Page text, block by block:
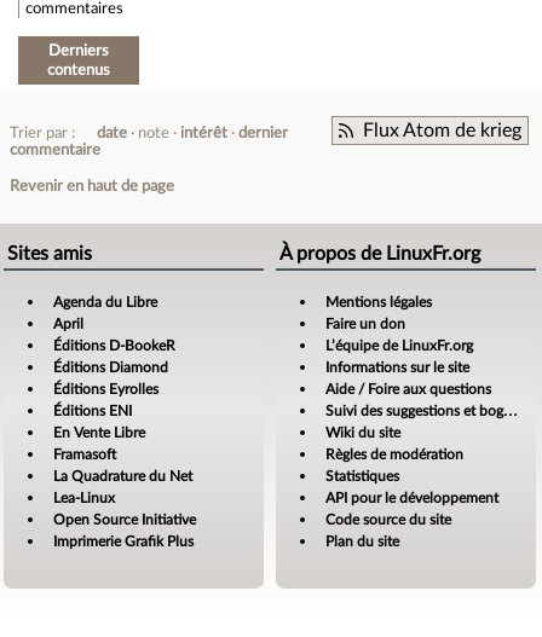
commentaires
Derniers
contenus
Flux Atom de krieg
Trier par : date note intérêt
dernier
commentaire
Revenir en haut de page
Sites amis
Agenda du Libre
April
Éditions D-BookeR
Éditions Diamond
Éditions Eyrolles
Éditions ENI
En Vente Libre
Framasoft
La Quadrature du Net
Lea-Linux
Open Source Initiative
Imprimerie Grafik Plus
À propos de LinuxFr.org
Mentions légales
Faire un don
L’équipe de LinuxFr.org
Informations sur le site
Aide / Foire aux questions
Suivi des suggestions et bogues
Wiki du site
Règles de modération
Statistiques
API pour le développement
Code source du site
Plan du site